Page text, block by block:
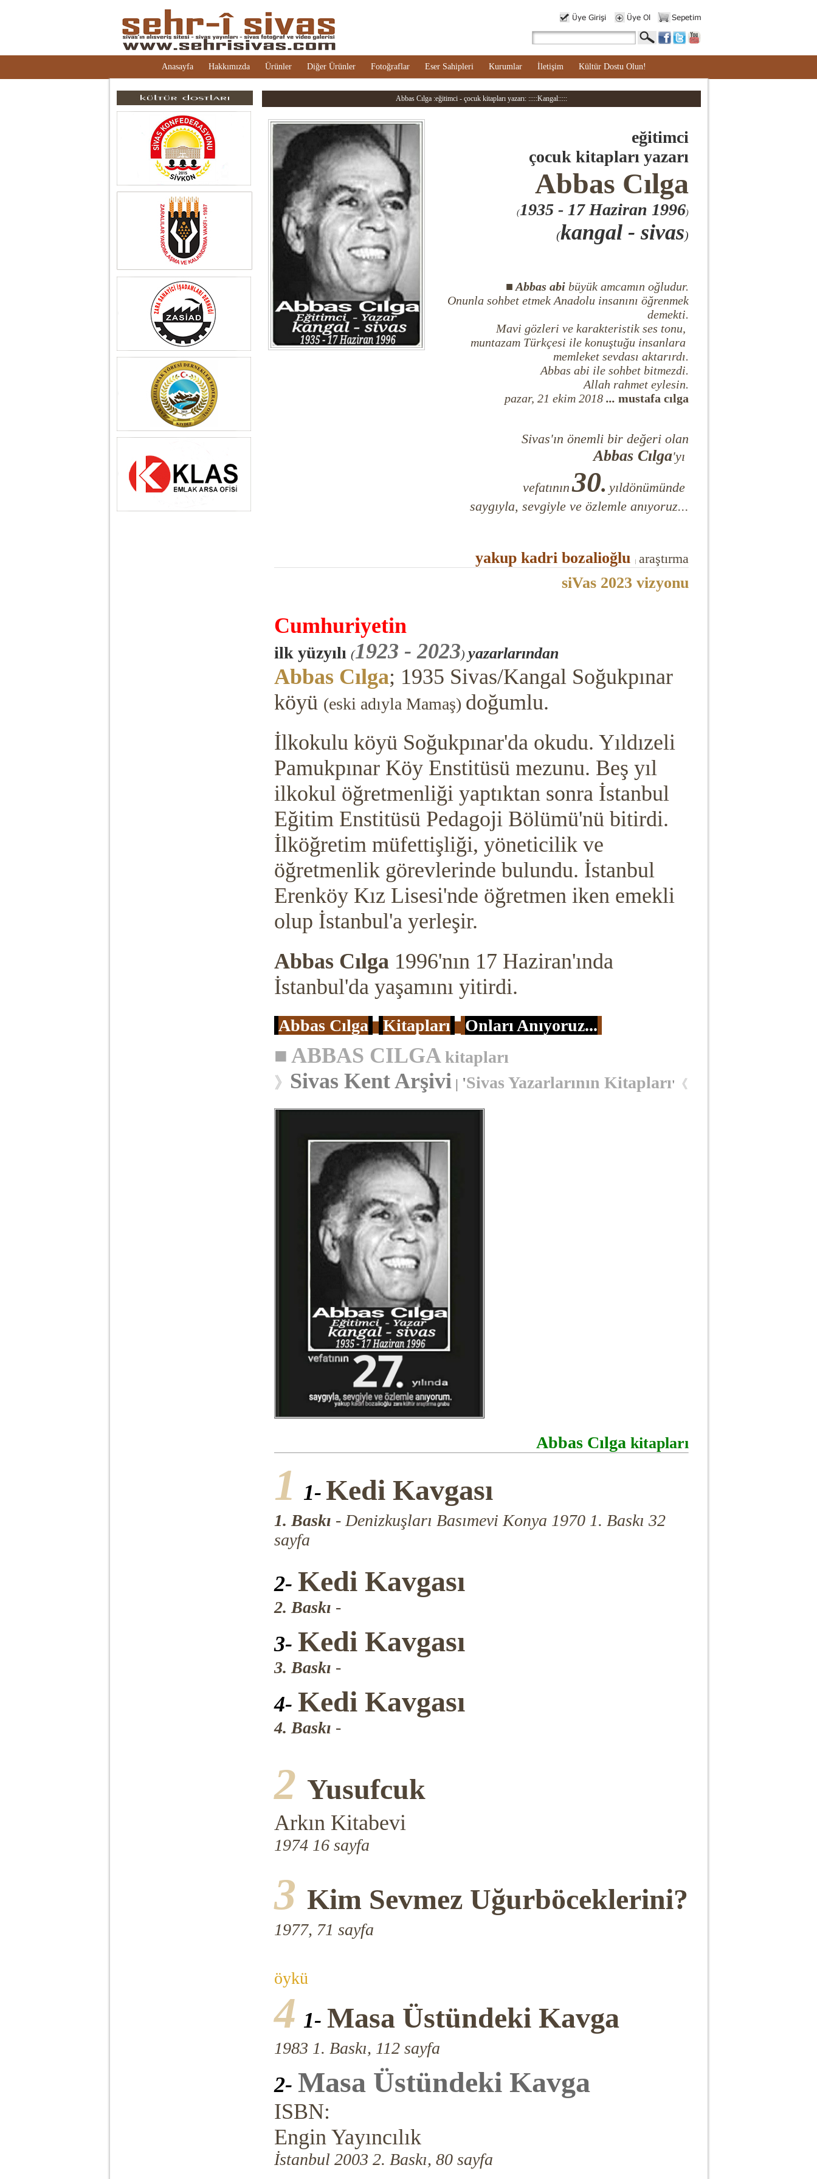
Anasayfa Hakkımızda Ürünler Diğer Ürünler Fotoğraflar Eser Sahipleri Kurumlar İletişim Kültür Dostu Olun!
Abbas Cılga :eğitimci - çocuk kitapları yazarı: :::::Kangal:::::
eğitimci
çocuk kitapları yazarı
Abbas Cılga
(1935 - 17 Haziran 1996)
(kangal - sivas)
■ Abbas abibüyük amcamın oğludur.
Onunla sohbet etmek Anadolu insanını öğrenmek
demekti.
Mavi gözleri ve karakteristik ses tonu,
muntazam Türkçesi ile konuştuğu insanlara
memleket sevdası aktarırdı.
Abbas abi ile sohbet bitmezdi.
Allah rahmet eylesin.
pazar, 21 ekim 2018 ... mustafa cılga
Sivas'ın önemli bir değeri olan
Abbas Cılga'yı
vefatının30. yıldönümünde
saygıyla, sevgiyle ve özlemle anıyoruz...
yakup kadri bozalioğlu araştırma
siVas 2023 vizyonu
Cumhuriyetin
ilk yüzyılı (1923 - 2023) yazarlarından
Abbas Cılga; 1935 Sivas/Kangal Soğukpınar
köyü (eski adıyla Mamaş) doğumlu.
İlkokulu köyü Soğukpınar'da okudu. Yıldızeli
Pamukpınar Köy Enstitüsü mezunu. Beş yıl
ilkokul öğretmenliği yaptıktan sonra İstanbul
Eğitim Enstitüsü Pedagoji Bölümü'nü bitirdi.
İlköğretim müfettişliği, yöneticilik ve
öğretmenlik görevlerinde bulundu. İstanbul
Erenköy Kız Lisesi'nde öğretmen iken emekli
olup İstanbul'a yerleşir.
Abbas Cılga 1996'nın 17 Haziran'ında
İstanbul'da yaşamını yitirdi.
Abbas Cılga Kitapları Onları Anıyoruz...
■ ABBAS CILGA kitapları
》 Sivas Kent Arşivi | 'Sivas Yazarlarının Kitapları' 《
Abbas Cılga kitapları
1 1- Kedi Kavgası
1. Baskı - Denizkuşları Basımevi Konya 1970 1. Baskı 32
sayfa
2- Kedi Kavgası
2. Baskı -
3- Kedi Kavgası
3. Baskı -
4- Kedi Kavgası
4. Baskı -
2 Yusufcuk
Arkın Kitabevi
1974 16 sayfa
3 Kim Sevmez Uğurböceklerini?
1977, 71 sayfa
öykü
4 1- Masa Üstündeki Kavga
1983 1. Baskı, 112 sayfa
2- Masa Üstündeki Kavga
ISBN:
Engin Yayıncılık
İstanbul 2003 2. Baskı, 80 sayfa